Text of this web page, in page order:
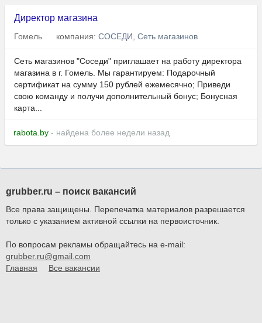
Директор магазина
Гомель компания: СОСЕДИ, Сеть магазинов
Сеть магазинов "Соседи" приглашает на работу директора
магазина в г. Гомель. Мы гарантируем: Подарочный
сертификат на сумму 150 рублей ежемесячно; Приведи
свою команду и получи дополнительный бонус; Бонусная
карта...
rabota.by - найдена более недели назад
grubber.ru – поиск вакансий
Все права защищены. Перепечатка материалов разрешается
только с указанием активной ссылки на первоисточник.
По вопросам рекламы обращайтесь на e-mail:
grubber.ru@gmail.com
Главная
Все вакансии